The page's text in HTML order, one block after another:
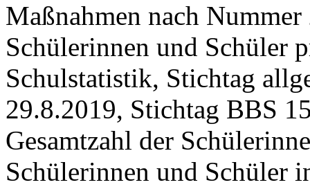
Maßnahmen nach
Schülerinnen und Schüler
Schulstatistik, Stichtag
29.8.2019, Stichtag BBS
Gesamtzahl der
Schülerinnen und Schüler